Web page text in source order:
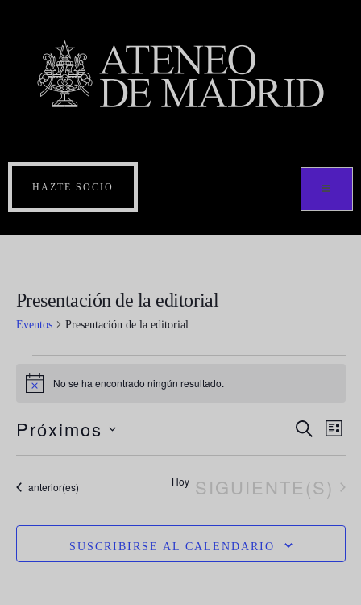
HAZTE SOCIO
Presentación de la editorial
Eventos Presentación de la editorial
Aviso No se ha encontrado ningún resultado.
de
y
de
BUSCAR
Próximos
Selecciona
la Eventos
anterior(es) Hoy EVENTOS
SIGUIENTE(S)
SUSCRIBIRSE AL CALENDARIO